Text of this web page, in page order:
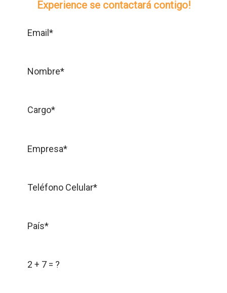
Experience se contactará contigo!
Email*
Nombre*
Cargo*
Empresa*
Teléfono Celular*
País*
2 + 7 = ?